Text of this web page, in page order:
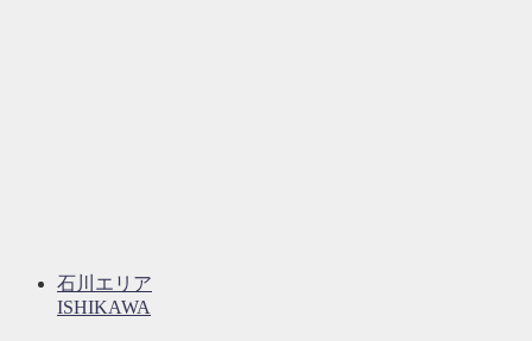
石川エリア
ISHIKAWA